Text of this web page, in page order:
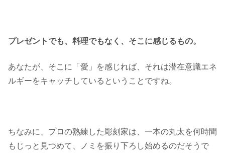
プレゼントでも、料理でもなく、そこに感じるもの。
あなたが、そこに「愛」を感じれば、それは潜在意識エネ
ルギーをキャッチしているということですね。
ちなみに、プロの熟練した彫刻家は、一本の丸太を何時間
もじっと見つめて、ノミを振り下ろし始めるのだそうで